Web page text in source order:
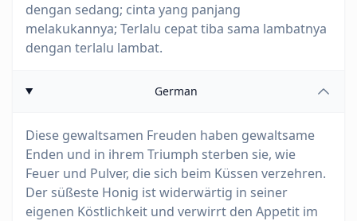
dengan sedang; cinta yang panjang
melakukannya; Terlalu cepat tiba sama lambatnya
dengan terlalu lambat.
German
Diese gewaltsamen Freuden haben gewaltsame
Enden und in ihrem Triumph sterben sie, wie
Feuer und Pulver, die sich beim Küssen verzehren.
Der süßeste Honig ist widerwärtig in seiner
eigenen Köstlichkeit und verwirrt den Appetit im